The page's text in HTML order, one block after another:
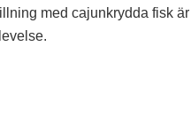
med cajunkrydda fisk